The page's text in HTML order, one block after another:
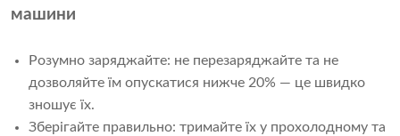
машини
Розумно заряджайте: не перезаряджайте та не
дозволяйте їм опускатися нижче 20% — це швидко
зношує їх.
Зберігайте правильно: тримайте їх у прохолодному та